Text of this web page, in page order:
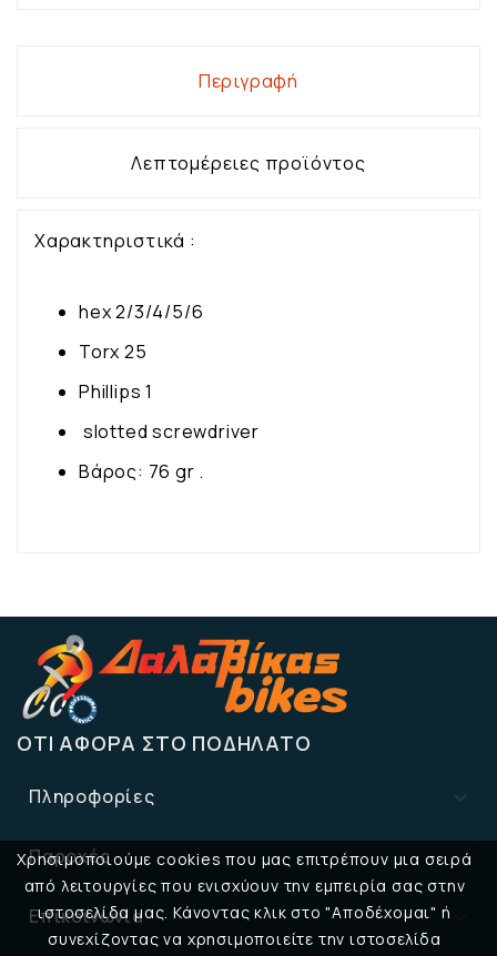
Χρησιμοποιούμε cookies που μας επιτρέπουν μια σειρά
από λειτουργίες που ενισχύουν την εμπειρία σας στην
ιστοσελίδα μας. Κάνοντας κλικ στο "Αποδέχομαι" ή
συνεχίζοντας να χρησιμοποιείτε την ιστοσελίδα
Περιγραφή
Λεπτομέρειες προϊόντος
Χαρακτηριστικά :
hex 2/3/4/5/6
Torx 25
Phillips 1
slotted screwdriver
Βάρος: 76 gr .
ΌΤΙ ΑΦΟΡΆ ΣΤΟ ΠΟΔΉΛΑΤΟ
Πληροφορίες 
Παροχές 
Επικοινωνία 